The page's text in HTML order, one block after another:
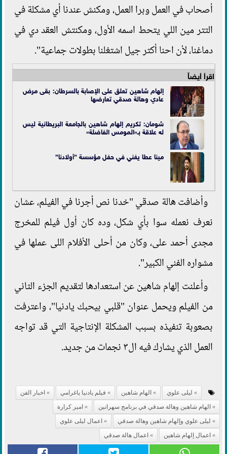
أصحاب في العمل وبرا العمل، ومكنش عندنا أي مشكلة في
التتر مين اللي يتحط اسمه الأول، ومكنتش العقد دي في
دماغنا، لأن احنا أكتر جيل اشتغلنا بطولات جماعية".
اقرأ أيضاً
إلهام شاهين تعلق على الإصابة بالسرطان: بقى مرض
عادي وهالة صدقي تعارضها
شومان: تكريم إلهام شاهين بالجامعة البريطانية ليس
له علاقة بـ«المومس الفاضلة»
مينا عطا يغني في حفل مؤسسة ”أولادنا”
وأضافت هالة صدقي "خدنا نص أجرنا في الفيلم، عشان
نعرف نعمله سوا بأي شكل، وده كان أول فيلم للمخرج
مجدى أحمد على، وكان من أحلى الأفلام اللى عملها في
مشواره الفني الكبير".
وأعلنت إلهام شاهين عن استعدادها لتقديم الجزء الثاني
من الفيلم ويحمل عنوان "قلبي بيحبك يادنيا"، واعترفت
بصعوبة تنفيذه بسبب المشكلة الإنتاجية التي قد تواجه
العمل الذي يشارك فيه ال٣ نجمات من جديد.
ليلى علوي الهام شاهين فيلم يادنيا ياغرامي
اخبار الفن
الهام شاهين وهالة صدقي في برنامج سهرانين
امير كرارة
ليلى علوي وإلهام شاهين وهالة صدقي
اعمال ليلى علوي
اعمال إلهام شاهين
اعمال هالة صدقي